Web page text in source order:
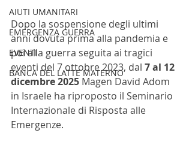
AIUTI UMANITARI
EMERGENZA GUERRA
EVENTI
BANCA DEL LATTE MATERNO
Dopo la sospensione degli ultimi
anni dovuta prima alla pandemia e
poi alla guerra seguita ai tragici
eventi del 7 ottobre 2023, dal 7 al 12
dicembre 2025 Magen David Adom
in Israele ha riproposto il Seminario
Internazionale di Risposta alle
Emergenze.